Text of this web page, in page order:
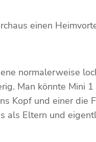
einen
normalerweise
Man könnte Mini
Kopf und einer die
Eltern und